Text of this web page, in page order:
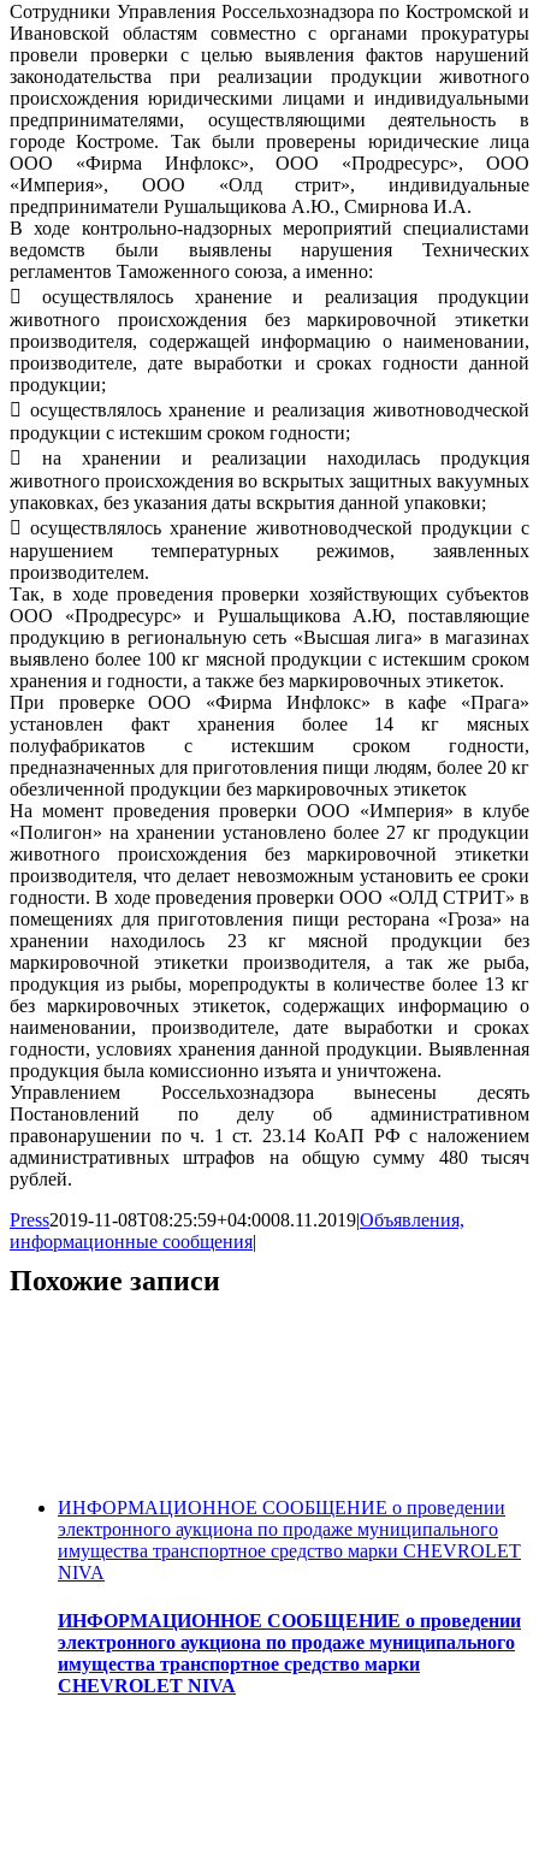
Сотрудники Управления Россельхознадзора по Костромской и
Ивановской областям совместно с органами прокуратуры
провели проверки с целью выявления фактов нарушений
законодательства при реализации продукции животного
происхождения юридическими лицами и индивидуальными
предпринимателями, осуществляющими деятельность в
городе Костроме. Так были проверены юридические лица
ООО «Фирма Инфлокс», ООО «Продресурс», ООО
«Империя», ООО «Олд стрит», индивидуальные
предприниматели Рушальщикова А.Ю., Смирнова И.А.
В ходе контрольно-надзорных мероприятий специалистами
ведомств были выявлены нарушения Технических
регламентов Таможенного союза, а именно:
 осуществлялось хранение и реализация продукции
животного происхождения без маркировочной этикетки
производителя, содержащей информацию о наименовании,
производителе, дате выработки и сроках годности данной
продукции;
 осуществлялось хранение и реализация животноводческой
продукции с истекшим сроком годности;
 на хранении и реализации находилась продукция
животного происхождения во вскрытых защитных вакуумных
упаковках, без указания даты вскрытия данной упаковки;
 осуществлялось хранение животноводческой продукции с
нарушением температурных режимов, заявленных
производителем.
Так, в ходе проведения проверки хозяйствующих субъектов
ООО «Продресурс» и Рушальщикова А.Ю, поставляющие
продукцию в региональную сеть «Высшая лига» в магазинах
выявлено более 100 кг мясной продукции с истекшим сроком
хранения и годности, а также без маркировочных этикеток.
При проверке ООО «Фирма Инфлокс» в кафе «Прага»
установлен факт хранения более 14 кг мясных
полуфабрикатов с истекшим сроком годности,
предназначенных для приготовления пищи людям, более 20 кг
обезличенной продукции без маркировочных этикеток
На момент проведения проверки ООО «Империя» в клубе
«Полигон» на хранении установлено более 27 кг продукции
животного происхождения без маркировочной этикетки
производителя, что делает невозможным установить ее сроки
годности. В ходе проведения проверки ООО «ОЛД СТРИТ» в
помещениях для приготовления пищи ресторана «Гроза» на
хранении находилось 23 кг мясной продукции без
маркировочной этикетки производителя, а так же рыба,
продукция из рыбы, морепродукты в количестве более 13 кг
без маркировочных этикеток, содержащих информацию о
наименовании, производителе, дате выработки и сроках
годности, условиях хранения данной продукции. Выявленная
продукция была комиссионно изъята и уничтожена.
Управлением Россельхознадзора вынесены десять
Постановлений по делу об административном
правонарушении по ч. 1 ст. 23.14 КоАП РФ с наложением
административных штрафов на общую сумму 480 тысяч
рублей.
Press2019-11-08T08:25:59+04:0008.11.2019|Объявления,
информационные сообщения|
Похожие записи
ИНФОРМАЦИОННОЕ СООБЩЕНИЕ о проведении
электронного аукциона по продаже муниципального
имущества транспортное средство марки CHEVROLET
NIVA
ИНФОРМАЦИОННОЕ СООБЩЕНИЕ о проведении
электронного аукциона по продаже муниципального
имущества транспортное средство марки
CHEVROLET NIVA